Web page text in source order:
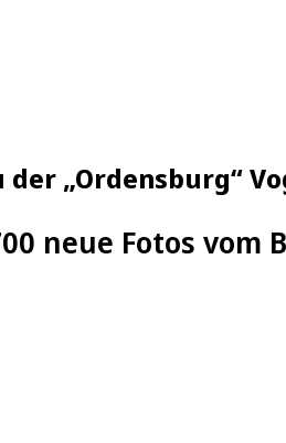
der „Ordensburg“
neue Fotos vom